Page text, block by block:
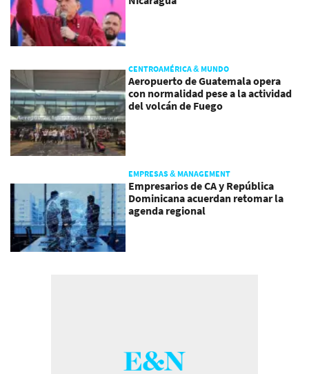
CENTROAMÉRICA & MUNDO
Aeropuerto de Guatemala opera
con normalidad pese a la actividad
del volcán de Fuego
EMPRESAS & MANAGEMENT
Empresarios de CA y República
Dominicana acuerdan retomar la
agenda regional